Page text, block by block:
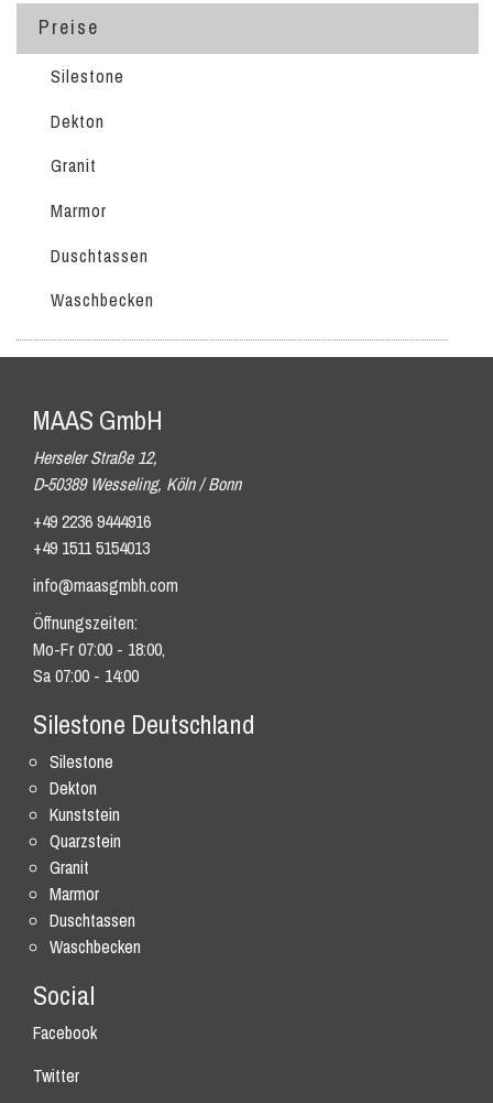
Preise
Silestone
Dekton
Granit
Marmor
Duschtassen
Waschbecken
MAAS GmbH
Herseler Straße 12,
D-50389 Wesseling, Köln / Bonn
+49 2236 9444916
+49 1511 5154013
info@maasgmbh.com
Öffnungszeiten:
Mo-Fr 07:00 - 18:00,
Sa 07:00 - 14:00
Silestone Deutschland
Silestone
Dekton
Kunststein
Quarzstein
Granit
Marmor
Duschtassen
Waschbecken
Social
Facebook
Twitter